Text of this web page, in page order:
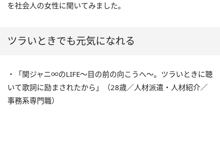
を社会人の女性に聞いてみました。
ツラいときでも元気になれる
・「関ジャニ∞のLIFE～目の前の向こうへ～。ツラいときに聴
いて歌詞に励まされたから」（28歳／人材派遣・人材紹介／
事務系専門職）